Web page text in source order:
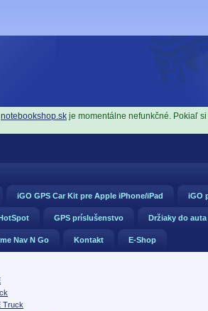
notebookshop.sk je momentálne nefunkčné. Pokiaľ
iGO GPS Car Kit pre Apple iPhone/iPad iGO
GPS príslušenstvo Držiaky do auta
Nav N Go Kontakt E-Shop
Truck